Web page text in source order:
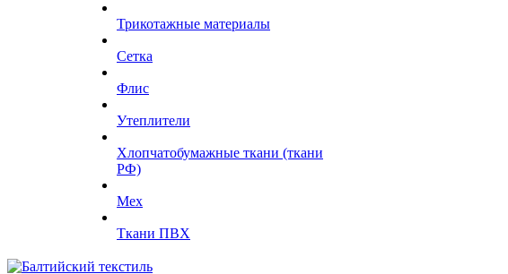
Трикотажные материалы
Сетка
Флис
Утеплители
Хлопчатобумажные ткани (ткани
РФ)
Мех
Ткани ПВХ